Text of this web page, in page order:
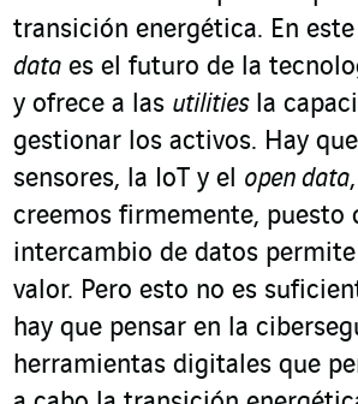
transición energética. En
data es el futuro de la
y ofrece a las utilitiesla
gestionar los activos. Hay
sensores, la IoT y el open data
creemos firmemente, puesto
intercambio de datos
valor. Pero esto no es
hay que pensar en la
herramientas digitales que